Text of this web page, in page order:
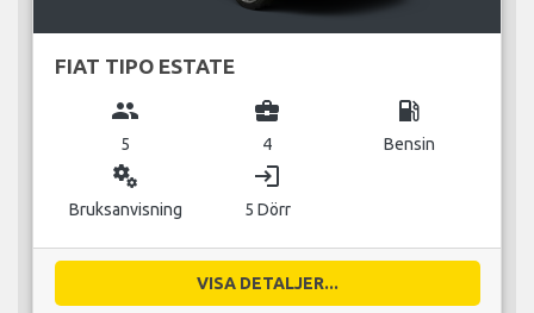
FIAT TIPO ESTATE
group
5
business_center
4
local_gas_station
Bensin
miscellaneous_services
Bruksanvisning
login
5 Dörr
VISA DETALJER...